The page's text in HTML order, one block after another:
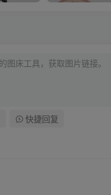
放弃吧。”乔无羁好
是又怕大伙说我武断
快捷回复